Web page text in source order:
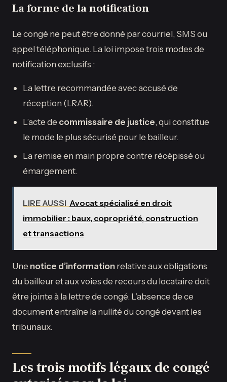
La forme de la notification
Le congé ne peut être donné par courriel, SMS ou
appel téléphonique. La loi impose trois modes de
notification exclusifs :
La lettre recommandée avec accusé de
réception (LRAR).
L’acte de commissaire de justice, qui constitue
le mode le plus sécurisé pour le bailleur.
La remise en main propre contre récépissé ou
émargement.
LIRE AUSSI Avocat spécialisé en droit
immobilier : baux, copropriété, construction
et transactions
Une notice d’informationrelative aux obligations
du bailleur et aux voies de recours du locataire doit
être jointe à la lettre de congé. L’absence de ce
document entraîne la nullité du congé devant les
tribunaux.
Les trois motifs légaux de congé